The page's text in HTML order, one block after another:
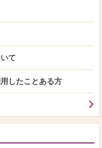
て
したことある方